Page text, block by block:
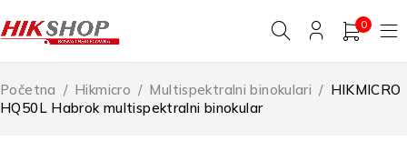
0
Početna / Hikmicro / Multispektralni binokulari / HIKMICRO
HQ50L Habrok multispektralni binokular